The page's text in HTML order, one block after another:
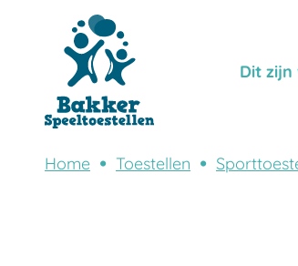
Dit zijn
Home Toestellen